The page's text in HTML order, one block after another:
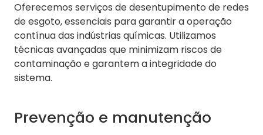
Oferecemos serviços de desentupimento de redes
de esgoto, essenciais para garantir a operação
contínua das indústrias químicas. Utilizamos
técnicas avançadas que minimizam riscos de
contaminação e garantem a integridade do
sistema.
Prevenção e manutenção